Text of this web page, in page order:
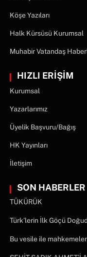
Köşe Yazıları
Halk Kürsüsü Kurumsal
Muhabir Vatandaş
HIZLI ERİŞİM
Kurumsal
Yazarlarımız
Üyelik Başvuru/Bağış
HK Yayınları
İletişim
SON HABERLER
TÜKÜRÜK
Türk’lerin İlk Göçü
Bu vesile ile